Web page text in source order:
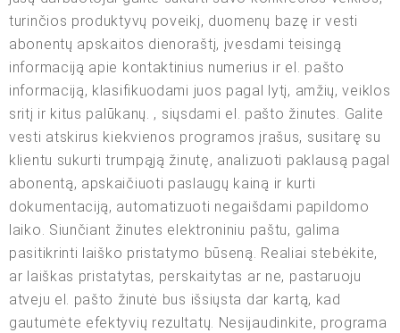
turinčios produktyvų poveikį, duomenų bazę ir vesti
abonentų apskaitos dienoraštį, įvesdami teisingą
informaciją apie kontaktinius numerius ir el. pašto
informaciją, klasifikuodami juos pagal lytį, amžių, veiklos
sritį ir kitus palūkanų. , siųsdami el. pašto žinutes. Galite
vesti atskirus kiekvienos programos įrašus, susitarę su
klientu sukurti trumpąją žinutę, analizuoti paklausą pagal
abonentą, apskaičiuoti paslaugų kainą ir kurti
dokumentaciją, automatizuoti negaišdami papildomo
laiko. Siunčiant žinutes elektroniniu paštu, galima
pasitikrinti laiško pristatymo būseną. Realiai stebėkite,
ar laiškas pristatytas, perskaitytas ar ne, pastaruoju
atveju el. pašto žinutė bus išsiųsta dar kartą, kad
gautumėte efektyvių rezultatų. Nesijaudinkite, programa